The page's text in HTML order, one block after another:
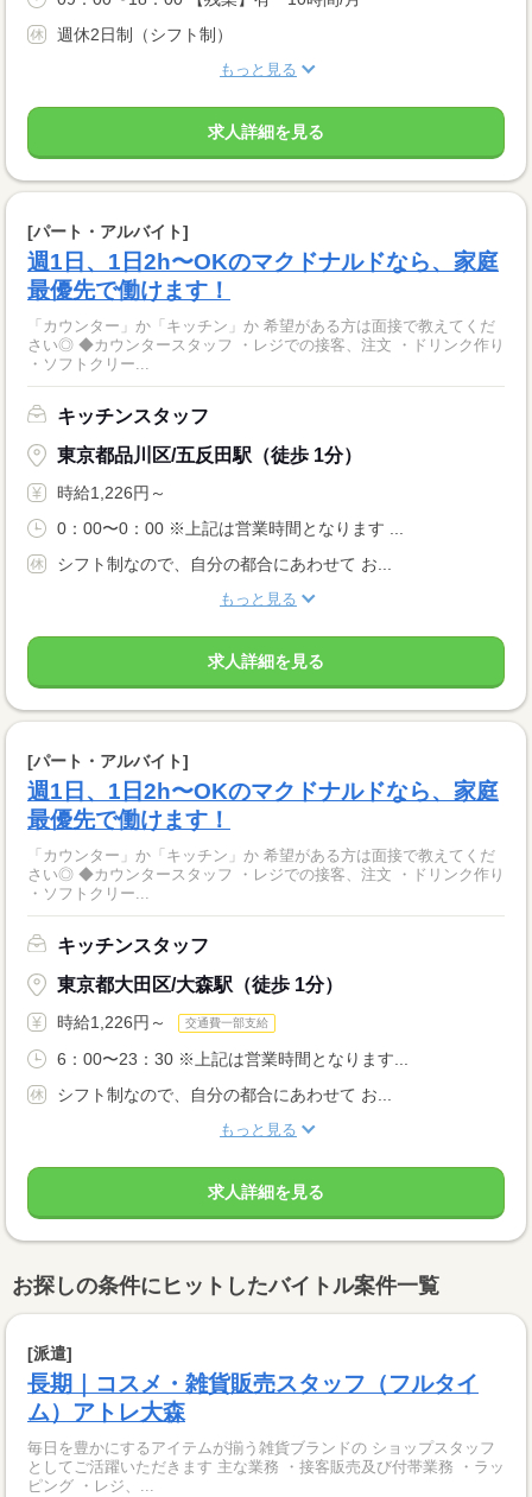
週休2日制（シフト制）
もっと見る
求人詳細を見る
[パート・アルバイト]
週1日、1日2h〜OKのマクドナルドなら、家庭
最優先で働けます！
「カウンター」か「キッチン」か 希望がある方は面接で教えてくだ
さい◎ ◆カウンタースタッフ ・レジでの接客、注文 ・ドリンク作り
・ソフトクリー...
キッチンスタッフ
東京都品川区/五反田駅（徒歩 1分）
時給1,226円～
0：00〜0：00 ※上記は営業時間となります ...
シフト制なので、自分の都合にあわせて お...
もっと見る
求人詳細を見る
[パート・アルバイト]
週1日、1日2h〜OKのマクドナルドなら、家庭
最優先で働けます！
「カウンター」か「キッチン」か 希望がある方は面接で教えてくだ
さい◎ ◆カウンタースタッフ ・レジでの接客、注文 ・ドリンク作り
・ソフトクリー...
キッチンスタッフ
東京都大田区/大森駅（徒歩 1分）
時給1,226円～ 交通費一部支給
6：00〜23：30 ※上記は営業時間となります...
シフト制なので、自分の都合にあわせて お...
もっと見る
求人詳細を見る
お探しの条件にヒットしたバイトル案件一覧
[派遣]
長期｜コスメ・雑貨販売スタッフ（フルタイ
ム）アトレ大森
毎日を豊かにするアイテムが揃う雑貨ブランドの ショップスタッフ
としてご活躍いただきます 主な業務 ・接客販売及び付帯業務 ・ラッ
ピング ・レジ、...